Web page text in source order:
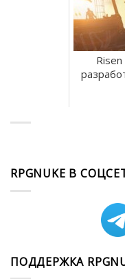
RPGNUKE В
ПОДДЕРЖКА